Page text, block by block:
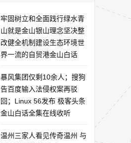
牢固树立和全面践行绿水青
山就是金山银山理念坚决整
改健全机制建设生态环境世
界一流的自贸港金山白话
暴风集团仅剩10余人；搜狗
告百度输入法侵权案再驳
回；Linux 56发布 极客头条
金山白话全集在线收听
温州三家人看见传奇温州 与